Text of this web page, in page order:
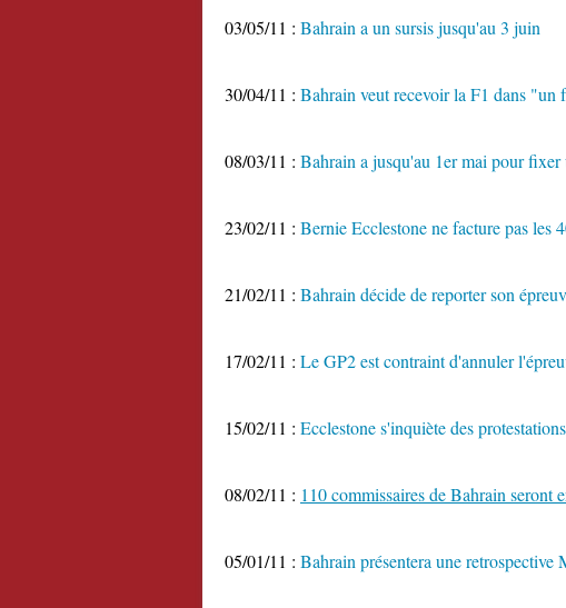
03/05/11 : Bahrain a un sursis jusqu'au 3 juin
30/04/11 : Bahrain veut recevoir la F1 dans "un
08/03/11 : Bahrain a jusqu'au 1er mai pour fixer
23/02/11 : Bernie Ecclestone ne facture pas les
21/02/11 : Bahrain décide de reporter son
17/02/11 : Le GP2 est contraint d'annuler
15/02/11 : Ecclestone s'inquiète des
08/02/11 : 110 commissaires de Bahrain seront
05/01/11 : Bahrain présentera une retrospective